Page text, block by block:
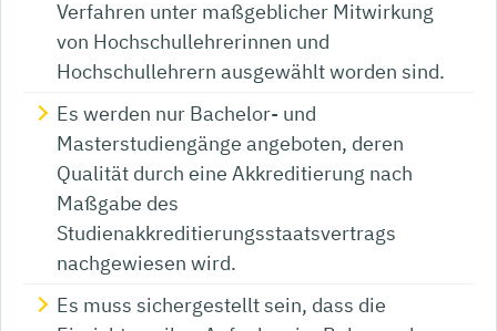
Verfahren unter maßgeblicher Mitwirkung
von Hochschullehrerinnen und
Hochschullehrern ausgewählt worden sind.
Es werden nur Bachelor- und
Masterstudiengänge angeboten, deren
Qualität durch eine Akkreditierung nach
Maßgabe des
Studienakkreditierungsstaatsvertrags
nachgewiesen wird.
Es muss sichergestellt sein, dass die